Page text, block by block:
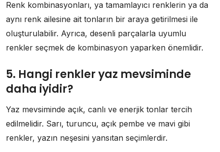
Renk kombinasyonları, ya tamamlayıcı renklerin ya da
aynı renk ailesine ait tonların bir araya getirilmesi ile
oluşturulabilir. Ayrıca, desenli parçalarla uyumlu
renkler seçmek de kombinasyon yaparken önemlidir.
5. Hangi renkler yaz mevsiminde
daha iyidir?
Yaz mevsiminde açık, canlı ve enerjik tonlar tercih
edilmelidir. Sarı, turuncu, açık pembe ve mavi gibi
renkler, yazın neşesini yansıtan seçimlerdir.